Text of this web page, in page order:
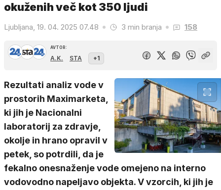
okuženih več kot 350 ljudi
Ljubljana, 19. 04. 2025 07.48 3 min branja 158
AVTOR:
A.K. STA +1
Rezultati analiz vode v
prostorih Maximarketa,
ki jih je Nacionalni
laboratorij za zdravje,
okolje in hrano opravil v
petek, so potrdili, da je
fekalno onesnaženje vode omejeno na interno
vodovodno napeljavo objekta. V vzorcih, ki jih je